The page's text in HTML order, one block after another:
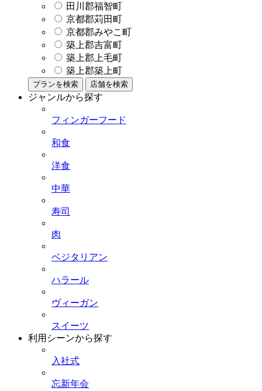
田川郡福智町
京都郡苅田町
京都郡みやこ町
築上郡吉富町
築上郡上毛町
築上郡築上町
プランを検索 店舗を検索
ジャンルから探す
フィンガーフード
和食
洋食
中華
寿司
肉
ベジタリアン
ハラール
ヴィーガン
スイーツ
利用シーンから探す
入社式
忘新年会